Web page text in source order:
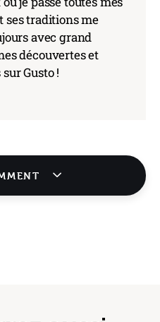
ses traditions me
avec grand
découvertes et
Gusto !